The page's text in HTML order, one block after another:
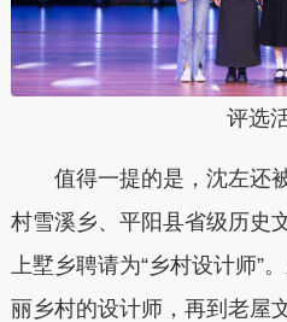
评选
值得一提的是，沈左还
村雪溪乡、平阳县省级历史
上墅乡聘请为“乡村设计师”
丽乡村的设计师，再到老屋